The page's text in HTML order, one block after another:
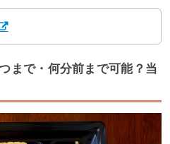
まで・何分前まで可能？当